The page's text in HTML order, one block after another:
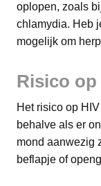
oplopen, zoals
chlamydia. Heb
mogelijk om
Risico op
Het risico op
behalve als er
mond aanwezig
beflapje of